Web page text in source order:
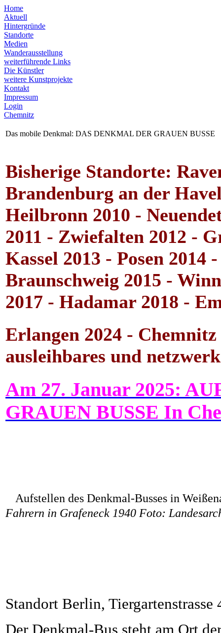
Home
Aktuell
Hintergründe
Standorte
Medien
Wanderausstellung
weiterführende Links
Die Künstler
weitere Kunstprojekte
Kontakt
Impressum
Login
Chemnitz
Das mobile Denkmal: DAS DENKMAL DER GRAUEN BUSSE
Bisherige Standorte:
Brandenburg an der
Heilbronn 2010 -
2011 - Zwiefalten 2012 -
Kassel 2013 - Posen 2014
Braunschweig 2015 -
2017 - Hadamar 2018 -
Erlangen 2024 -
ausleihbares und
Am 27. Januar 2025:
GRAUEN BUSSE In
Aufstellen des Denkmal-Busses in
Fahrern in Grafeneck 1940 Foto:
Standort Berlin,
Der Denkmal-Bus steht am Ort